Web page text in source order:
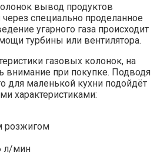
вывод продуктов
через специально проделанное
угарного газа происходит
турбины или вентилятора.
газовых колонок, на
внимание при покупке. Подводя
для маленькой кухни подойдёт
характеристиками:
розжигом
л/мин